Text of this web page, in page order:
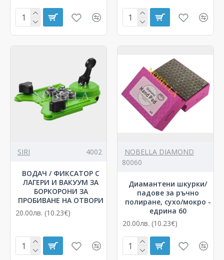
SIRI 4002
ВОДАЧ / ФИКСАТОР С
ЛАГЕРИ И ВАКУУМ ЗА
БОРКОРОНИ ЗА
ПРОБИВАНЕ НА ОТВОРИ
20.00лв. (10.23€)
NOBELLA DIAMOND
80060
Диамантени шкурки/
падове за ръчно
полиране, сухо/мокро -
едрина 60
20.00лв. (10.23€)